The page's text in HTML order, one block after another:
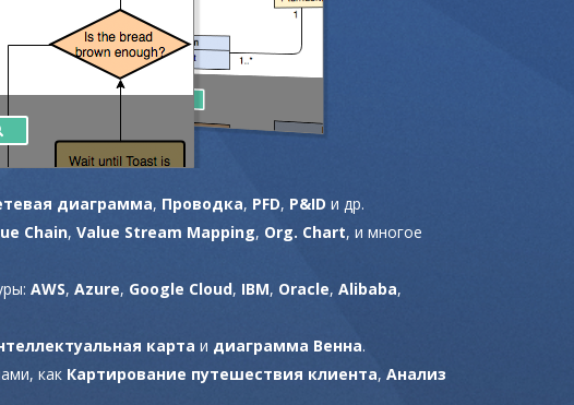
диаграмма, Проводка, PFD, P&ID и др.
Chain, Value Stream Mapping, Org. Chart, и многое
AWS, Azure, Google Cloud, IBM, Oracle, Alibaba,
карта и диаграмма Венна.
как Картирование путешествия клиента, Анализ